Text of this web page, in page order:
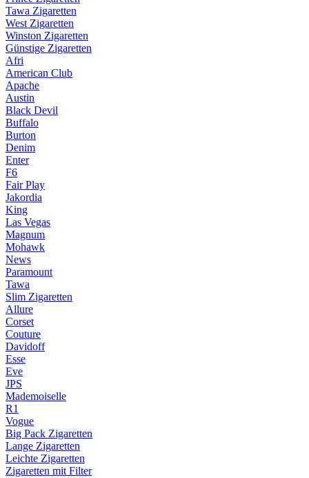
Tawa Zigaretten
West Zigaretten
Winston Zigaretten
Günstige Zigaretten
Afri
American Club
Apache
Austin
Black Devil
Buffalo
Burton
Denim
Enter
F6
Fair Play
Jakordia
King
Las Vegas
Magnum
Mohawk
News
Paramount
Tawa
Slim Zigaretten
Allure
Corset
Couture
Davidoff
Esse
Eve
JPS
Mademoiselle
R1
Vogue
Big Pack Zigaretten
Lange Zigaretten
Leichte Zigaretten
Zigaretten mit Filter